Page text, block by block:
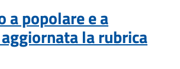
a popolare e a
la rubrica